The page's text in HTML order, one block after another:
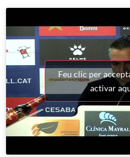
Feu clic per
activar